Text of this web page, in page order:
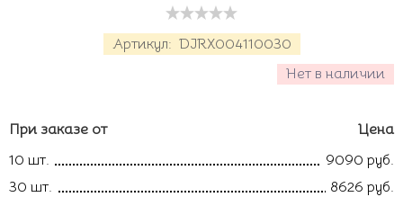
Артикул: DJRX004110030
Нет в наличии
При заказе от
Цена
10 шт.
9090 руб.
30 шт.
8626 руб.